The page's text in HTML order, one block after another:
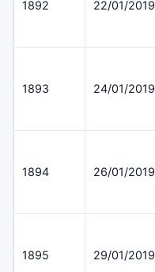
1892 22/01/2019
1893 24/01/2019
1894 26/01/2019
1895 29/01/2019